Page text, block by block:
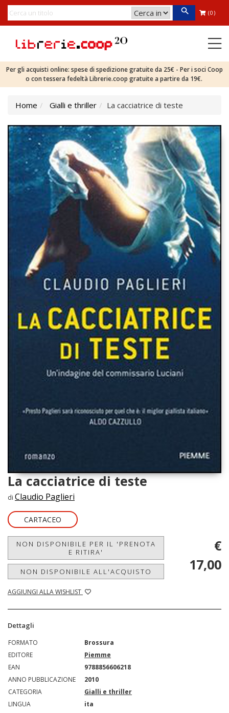
(0)
Per gli acquisti online: spese di spedizione gratuite da 25€ - Per i soci Coop
o con tessera fedeltà Librerie.coop gratuite a partire da 19€.
Home Gialli e thriller La cacciatrice di teste
La cacciatrice di teste
di Claudio Paglieri
CARTACEO
NON DISPONIBILE PER IL 'PRENOTA
E RITIRA'
NON DISPONIBILE ALL'ACQUISTO
AGGIUNGI ALLA WISHLIST
€
17,00
Dettagli
FORMATO
Brossura
EDITORE
Piemme
EAN
9788856606218
ANNO PUBBLICAZIONE
2010
CATEGORIA
Gialli e thriller
LINGUA
ita